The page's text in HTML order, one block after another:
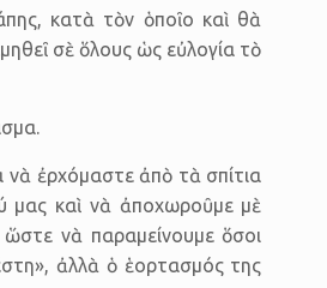
κατὰ τὸν ὁποῖο καὶ θὰ
σὲ ὅλους ὡς εὐλογία τὸ
ἐρχόμαστε ἀπὸ τὰ σπίτια
μας καὶ νὰ ἀποχωροῦμε μὲ
νὰ παραμείνου­με ὅσοι
ἀλλὰ ὁ ἑορτασμός της